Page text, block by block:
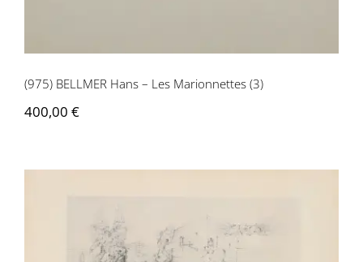
(975) BELLMER Hans – Les Marionnettes (3)
400,00 €